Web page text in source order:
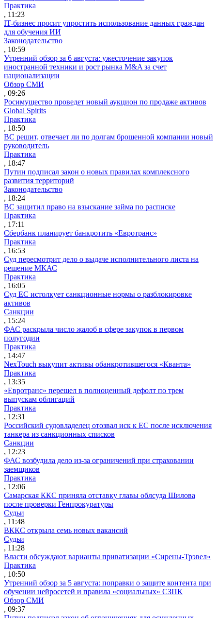
Практика
, 11:23
IT-бизнес просит упростить использование данных граждан
для обучения ИИ
Законодательство
, 10:59
Утренний обзор за 6 августа: ужесточение закупок
иностранной техники и рост рынка M&A за счет
национализации
Обзор СМИ
, 09:26
Росимущество проведет новый аукцион по продаже активов
Global Spirits
Практика
, 18:50
ВС решит, отвечает ли по долгам брошенной компании новый
руководитель
Практика
, 18:47
Путин подписал закон о новых правилах комплексного
развития территорий
Законодательство
, 18:24
ВС защитил право на взыскание займа по расписке
Практика
, 17:11
Сбербанк планирует банкротить «Евротранс»
Практика
, 16:53
Суд пересмотрит дело о выдаче исполнительного листа на
решение МКАС
Практика
, 16:05
Суд ЕС истолкует санкционные нормы о разблокировке
активов
Санкции
, 15:24
ФАС раскрыла число жалоб в сфере закупок в первом
полугодии
Практика
, 14:47
NexTouch выкупит активы обанкротившегося «Кванта»
Практика
, 13:35
«Евротранс» перешел в полноценный дефолт по трем
выпускам облигаций
Практика
, 12:31
Российский судовладелец отозвал иск к ЕС после исключения
танкера из санкционных списков
Санкции
, 12:23
ФАС возбудила дело из-за ограничений при страховании
заемщиков
Практика
, 12:06
Самарская ККС приняла отставку главы облсуда Шилова
после проверки Генпрокуратуры
Судьи
, 11:48
ВККС открыла семь новых вакансий
Судьи
, 11:28
Власти обсуждают варианты приватизации «Сирены-Трэвел»
Практика
, 10:50
Утренний обзор за 5 августа: поправки о защите контента при
обучении нейросетей и правила «социальных» СЗПК
Обзор СМИ
, 09:37